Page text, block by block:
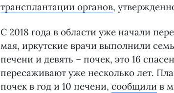
трансплантации органов,
С 2018 года в области уже начали
мая, иркутские врачи выполнили
печени и девять – почек, это 16
пересаживают уже несколько лет.
почек в год и 10 печени, сообщили в